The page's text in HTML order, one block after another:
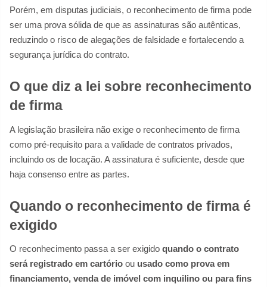
Porém, em disputas judiciais, o reconhecimento de firma pode
ser uma prova sólida de que as assinaturas são autênticas,
reduzindo o risco de alegações de falsidade e fortalecendo a
segurança jurídica do contrato.
O que diz a lei sobre reconhecimento
de firma
A legislação brasileira não exige o reconhecimento de firma
como pré-requisito para a validade de contratos privados,
incluindo os de locação. A assinatura é suficiente, desde que
haja consenso entre as partes.
Quando o reconhecimento de firma é
exigido
O reconhecimento passa a ser exigido quando o contrato
será registrado em cartório ou usado como prova em
financiamento, venda de imóvel com inquilino ou para fins